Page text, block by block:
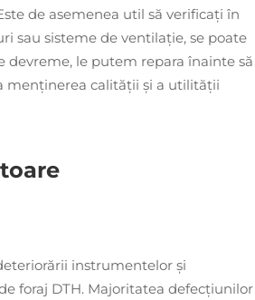
de asemenea util să verificaţi în
sau sisteme de ventilaţie, se poate
le putem repara înainte să
menținerea calității și a utilității
instrumentelor și
foraj DTH. Majoritatea defecţiunilor